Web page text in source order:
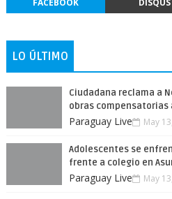
LO ÚLTIMO
Ciudadana reclama a
obras compensatorias
Paraguay Live May
Adolescentes se
frente a colegio en
Paraguay Live May